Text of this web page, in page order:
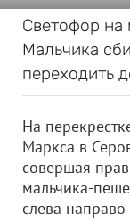
Светофор на
Мальчика
переходить
На
Маркса в
совершая
мальчика-
слева